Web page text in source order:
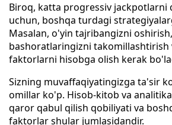
Biroq, katta progressiv jackpotlarni
uchun, boshqa turdagi
Masalan, o'yin tajribangizni oshirish,
bashoratlaringizni takomillashtirish
faktorlarni hisobga olish kerak
Sizning muvaffaqiyatingizga ta'sir
omillar ko'p. Hisob-kitob va
qaror qabul qilish qobiliyati va
faktorlar shular jumlasidandir.